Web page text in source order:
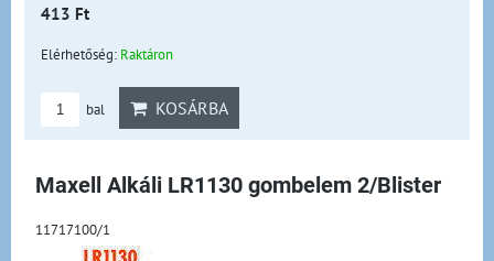
413 Ft
Elérhetőség: Raktáron
bal KOSÁRBA
Maxell Alkáli LR1130 gombelem 2/Blister
11717100/1